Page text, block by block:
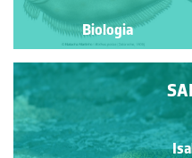
Biologia
Biologia